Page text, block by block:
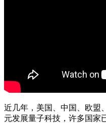
近几年，美国、中国、欧盟
元发展量子科技，许多国家